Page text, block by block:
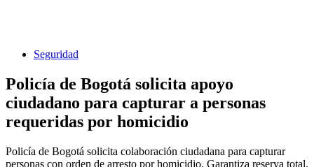
Seguridad
Policía de Bogotá solicita apoyo
ciudadano para capturar a personas
requeridas por homicidio
Policía de Bogotá solicita colaboración ciudadana para capturar
personas con orden de arresto por homicidio. Garantiza reserva total.